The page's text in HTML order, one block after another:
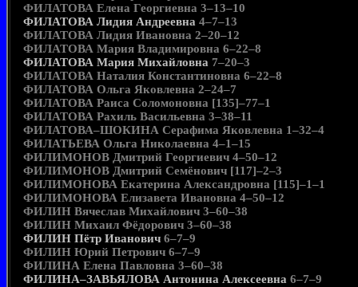
ФИЛАТОВА Елена Георгиевна 3–13–10
ФИЛАТОВА Лидия Андреевна 4–7–13
ФИЛАТОВА Лидия Ивановна 2–20–12
ФИЛАТОВА Мария Владимировна 6–22–8
ФИЛАТОВА Мария Михайловна 7–20–3
ФИЛАТОВА Наталия Константиновна 6–22–8
ФИЛАТОВА Ольга Яковлевна 2–24–7
ФИЛАТОВА Раиса Соломоновна [135]–77–1
ФИЛАТОВА Рахиль Васильевна 3–38–11
ФИЛАТОВА–ШОКИНА Серафима Яковлевна 1–32–4
ФИЛАТЬЕВА Ольга Николаевна 4–1–15
ФИЛИМОНОВ Дмитрий Георгиевич 4–50–12
ФИЛИМОНОВ Дмитрий Семёнович [117]–2–3
ФИЛИМОНОВА Екатерина Александровна [115]–1–1
ФИЛИМОНОВА Елизавета Ивановна 4–50–12
ФИЛИН Вячеслав Михайлович 3–60–38
ФИЛИН Михаил Фёдорович 3–60–38
ФИЛИН Пётр Иванович 6–7–9
ФИЛИН Юрий Петрович 6–7–9
ФИЛИНА Елена Павловна 3–60–38
ФИЛИНА–ЗАВЬЯЛОВА Антонина Алексеевна 6–7–9